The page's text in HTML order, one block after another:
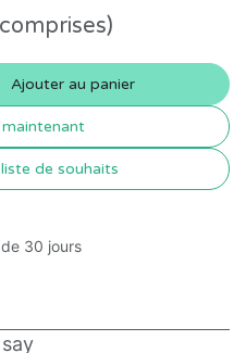
Ajouter au panier
de souhaits
30 jours